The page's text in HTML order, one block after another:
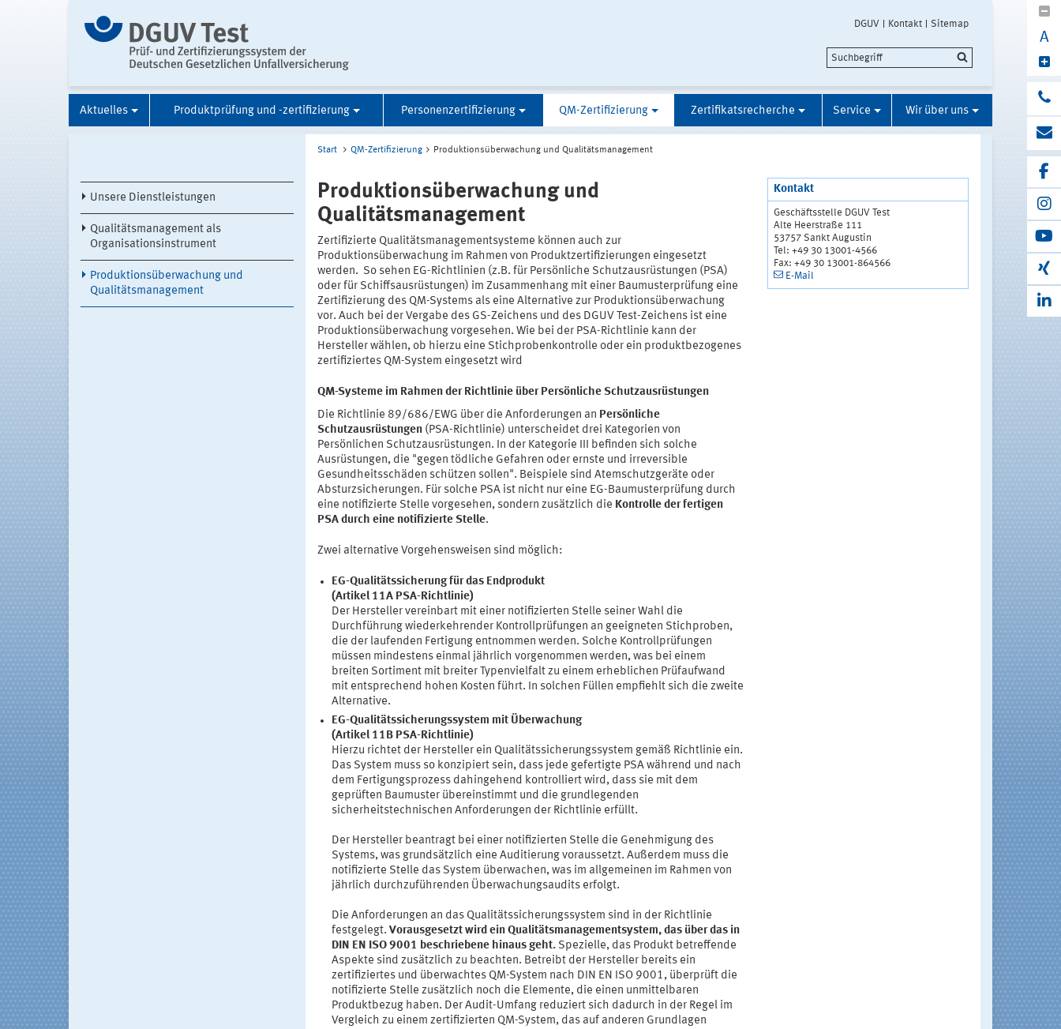
DGUV Kontakt Sitemap
A
Aktuelles Produktprüfung und -zertifizierung Personenzertifizierung QM-Zertifizierung Zertifikatsrecherche Service Wir über uns
Unsere Dienstleistungen
Qualitätsmanagement als
Organisationsinstrument
Produktionsüberwachung und
Qualitätsmanagement
Start QM-Zertifizierung Produktionsüberwachung und Qualitätsmanagement
Produktionsüberwachung und
Qualitätsmanagement
Zertifizierte Qualitätsmanagementsysteme können auch zur
Produktionsüberwachung im Rahmen von Produktzertifizierungen eingesetzt
werden. So sehen EG-Richtlinien (z.B. für Persönliche Schutzausrüstungen (PSA)
oder für Schiffsausrüstungen) im Zusammenhang mit einer Baumusterprüfung eine
Zertifizierung des QM-Systems als eine Alternative zur Produktionsüberwachung
vor. Auch bei der Vergabe des GS-Zeichens und des DGUV Test-Zeichens ist eine
Produktionsüberwachung vorgesehen. Wie bei der PSA-Richtlinie kann der
Hersteller wählen, ob hierzu eine Stichprobenkontrolle oder ein produktbezogenes
zertifiziertes QM-System eingesetzt wird
QM-Systeme im Rahmen der Richtlinie über Persönliche Schutzausrüstungen
Die Richtlinie 89/686/EWG über die Anforderungen an Persönliche
Schutzausrüstungen (PSA-Richtlinie) unterscheidet drei Kategorien von
Persönlichen Schutzausrüstungen. In der Kategorie III befinden sich solche
Ausrüstungen, die "gegen tödliche Gefahren oder ernste und irreversible
Gesundheitsschäden schützen sollen". Beispiele sind Atemschutzgeräte oder
Absturzsicherungen. Für solche PSA ist nicht nur eine EG-Baumusterprüfung durch
eine notifizierte Stelle vorgesehen, sondern zusätzlich die Kontrolle der fertigen
PSA durch eine notifizierte Stelle.
Zwei alternative Vorgehensweisen sind möglich:
EG-Qualitätssicherung für das Endprodukt
(Artikel 11A PSA-Richtlinie)
Der Hersteller vereinbart mit einer notifizierten Stelle seiner Wahl die
Durchführung wiederkehrender Kontrollprüfungen an geeigneten Stichproben,
die der laufenden Fertigung entnommen werden. Solche Kontrollprüfungen
müssen mindestens einmal jährlich vorgenommen werden, was bei einem
breiten Sortiment mit breiter Typenvielfalt zu einem erheblichen Prüfaufwand
mit entsprechend hohen Kosten führt. In solchen Füllen empfiehlt sich die zweite
Alternative.
EG-Qualitätssicherungssystem mit Überwachung
(Artikel 11B PSA-Richtlinie)
Hierzu richtet der Hersteller ein Qualitätssicherungssystem gemäß Richtlinie ein.
Das System muss so konzipiert sein, dass jede gefertigte PSA während und nach
dem Fertigungsprozess dahingehend kontrolliert wird, dass sie mit dem
geprüften Baumuster übereinstimmt und die grundlegenden
sicherheitstechnischen Anforderungen der Richtlinie erfüllt.
Der Hersteller beantragt bei einer notifizierten Stelle die Genehmigung des
Systems, was grundsätzlich eine Auditierung voraussetzt. Außerdem muss die
notifizierte Stelle das System überwachen, was im allgemeinen im Rahmen von
jährlich durchzuführenden Überwachungsaudits erfolgt.
Die Anforderungen an das Qualitätssicherungssystem sind in der Richtlinie
festgelegt. Vorausgesetzt wird ein Qualitätsmanagementsystem, das über das in
DIN EN ISO 9001 beschriebene hinaus geht.Spezielle, das Produkt betreffende
Aspekte sind zusätzlich zu beachten. Betreibt der Hersteller bereits ein
zertifiziertes und überwachtes QM-System nach DIN EN ISO 9001, überprüft die
notifizierte Stelle zusätzlich noch die Elemente, die einen unmittelbaren
Produktbezug haben. Der Audit-Umfang reduziert sich dadurch in der Regel im
Vergleich zu einem zertifizierten QM-System, das auf anderen Grundlagen
Kontakt
Geschäftsstelle DGUV Test
Alte Heerstraße 111
53757 Sankt Augustin
Tel: +49 30 13001-4566
Fax: +49 30 13001-864566
E-Mail